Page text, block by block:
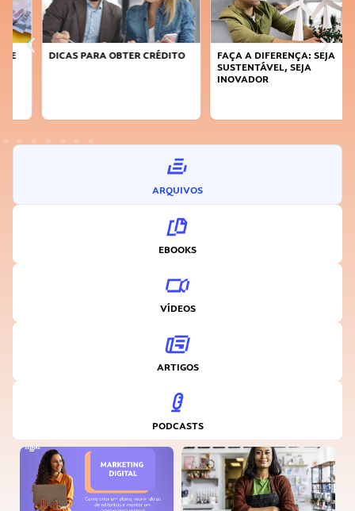
DICAS PARA OBTER CRÉDITO
FAÇA A DIFERENÇA: SEJA
SUSTENTÁVEL, SEJA
INOVADOR
ARQUIVOS
EBOOKS
VÍDEOS
ARTIGOS
PODCASTS